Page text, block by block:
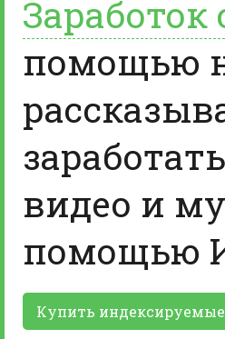
помощью
видео и
помощью
Купить